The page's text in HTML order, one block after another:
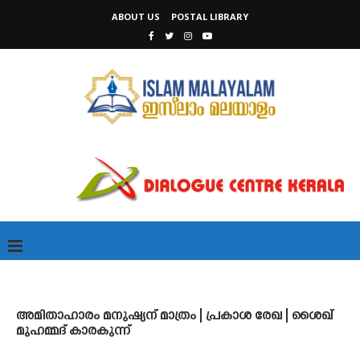
ABOUT US POSTAL LIBRARY
അമിതാഹാരം മനുഷ്യന് മാത്രം | പ്രകാശ രേഖ | ശൈഖ്
മുഹമ്മദ് കാരകുന്ന്